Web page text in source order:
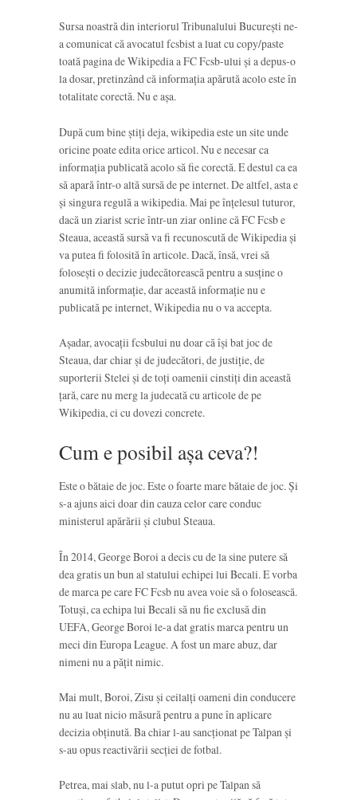
Sursa noastră din interiorul Tribunalului București ne-
a comunicat că avocatul fcsbist a luat cu copy/paste
toată pagina de Wikipedia a FC Fcsb-ului și a depus-o
la dosar, pretinzând că informația apărută acolo este în
totalitate corectă. Nu e așa.
După cum bine știți deja, wikipedia este un site unde
oricine poate edita orice articol. Nu e necesar ca
informația publicată acolo să fie corectă. E destul ca ea
să apară într-o altă sursă de pe internet. De altfel, asta e
și singura regulă a wikipedia. Mai pe înțelesul tuturor,
dacă un ziarist scrie într-un ziar online că FC Fcsb e
Steaua, această sursă va fi recunoscută de Wikipedia și
va putea fi folosită în articole. Dacă, însă, vrei să
folosești o decizie judecătorească pentru a susține o
anumită informație, dar această informație nu e
publicată pe internet, Wikipedia nu o va accepta.
Așadar, avocații fcsbului nu doar că își bat joc de
Steaua, dar chiar și de judecători, de justiție, de
suporterii Stelei și de toți oamenii cinstiți din această
țară, care nu merg la judecată cu articole de pe
Wikipedia, ci cu dovezi concrete.
Cum e posibil așa ceva?!
Este o bătaie de joc. Este o foarte mare bătaie de joc. Și
s-a ajuns aici doar din cauza celor care conduc
ministerul apărării și clubul Steaua.
În 2014, George Boroi a decis cu de la sine putere să
dea gratis un bun al statului echipei lui Becali. E vorba
de marca pe care FC Fcsb nu avea voie să o folosească.
Totuși, ca echipa lui Becali să nu fie exclusă din
UEFA, George Boroi le-a dat gratis marca pentru un
meci din Europa League. A fost un mare abuz, dar
nimeni nu a pățit nimic.
Mai mult, Boroi, Zisu și ceilalți oameni din conducere
nu au luat nicio măsură pentru a pune în aplicare
decizia obținută. Ba chiar l-au sancționat pe Talpan și
s-au opus reactivării secției de fotbal.
Petrea, mai slab, nu l-a putut opri pe Talpan să